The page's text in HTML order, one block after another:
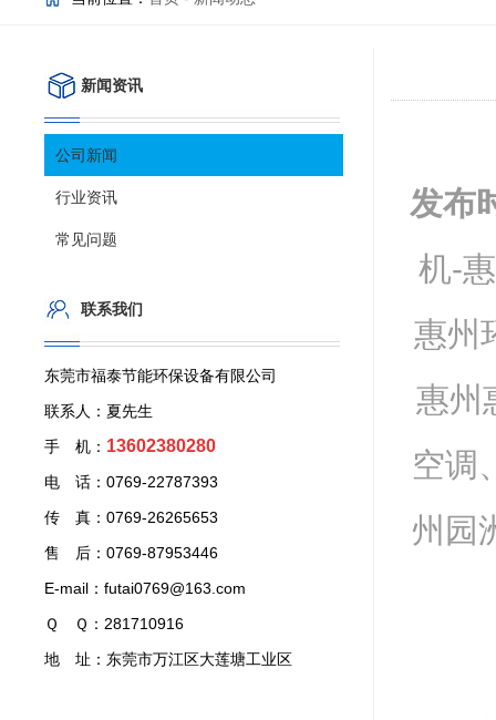
发布
机-
惠州
惠州
空调
州园
新闻资讯
公司新闻
行业资讯
常见问题
联系我们
东莞市福泰节能环保设备有限公司
联系人：夏先生
手 机： 13602380280
电 话：0769-22787393
传 真：0769-26265653
售 后：0769-87953446
E-mail：futai0769@163.com
Ｑ Ｑ：281710916
地 址：东莞市万江区大莲塘工业区